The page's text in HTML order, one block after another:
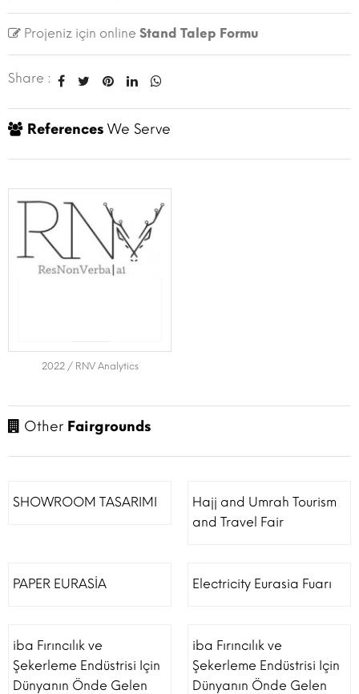
Projeniz için online Stand Talep Formu
Share :
References We Serve
2022 / RNV Analytics
Other Fairgrounds
SHOWROOM TASARIMI
Hajj and Umrah Tourism
and Travel Fair
PAPER EURASİA Electricity Eurasia Fuarı
iba Fırıncılık ve
Şekerleme Endüstrisi Için
Dünyanın Önde Gelen
iba Fırıncılık ve
Şekerleme Endüstrisi Için
Dünyanın Önde Gelen